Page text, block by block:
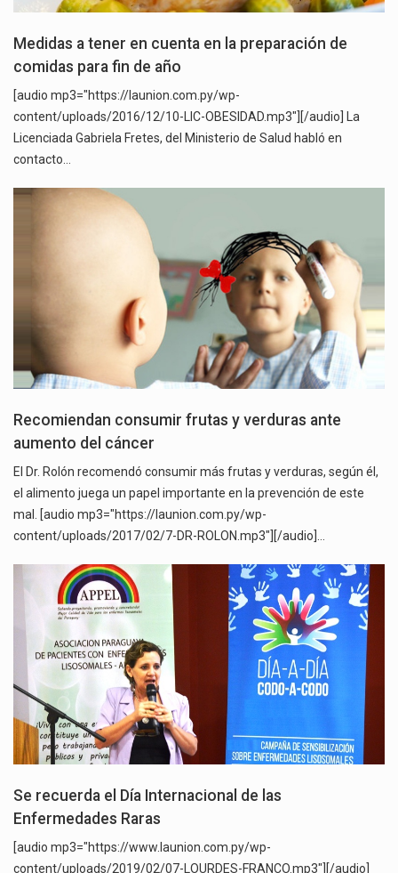
Medidas a tener en cuenta en la preparación de
comidas para fin de año
[audio mp3="https://launion.com.py/wp-
content/uploads/2016/12/10-LIC-OBESIDAD.mp3"][/audio] La
Licenciada Gabriela Fretes, del Ministerio de Salud habló en
contacto…
Recomiendan consumir frutas y verduras ante
aumento del cáncer
El Dr. Rolón recomendó consumir más frutas y verduras, según él,
el alimento juega un papel importante en la prevención de este
mal. [audio mp3="https://launion.com.py/wp-
content/uploads/2017/02/7-DR-ROLON.mp3"][/audio]…
Se recuerda el Día Internacional de las
Enfermedades Raras
[audio mp3="https://www.launion.com.py/wp-
content/uploads/2019/02/07-LOURDES-FRANCO.mp3"][/audio]